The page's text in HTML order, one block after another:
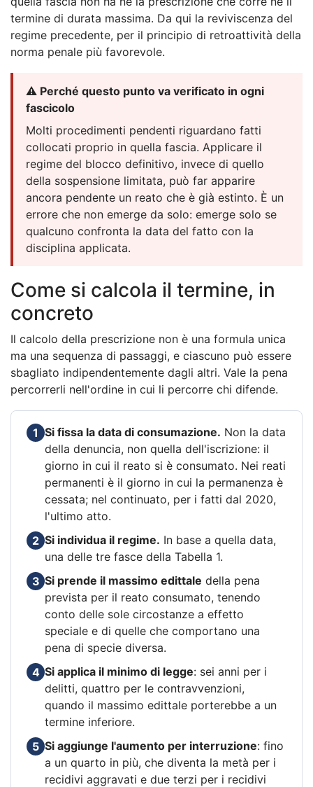
termine di durata massima. Da qui la reviviscenza del
regime precedente, per il principio di retroattività della
norma penale più favorevole.
⚠️ Perché questo punto va verificato in ogni
fascicolo
Molti procedimenti pendenti riguardano fatti
collocati proprio in quella fascia. Applicare il
regime del blocco definitivo, invece di quello
della sospensione limitata, può far apparire
ancora pendente un reato che è già estinto. È un
errore che non emerge da solo: emerge solo se
qualcuno confronta la data del fatto con la
disciplina applicata.
Come si calcola il termine, in
concreto
Il calcolo della prescrizione non è una formula unica
ma una sequenza di passaggi, e ciascuno può essere
sbagliato indipendentemente dagli altri. Vale la pena
percorrerli nell'ordine in cui li percorre chi difende.
1 Si fissa la data di consumazione. Non la data
della denuncia, non quella dell'iscrizione: il
giorno in cui il reato si è consumato. Nei reati
permanenti è il giorno in cui la permanenza è
cessata; nel continuato, per i fatti dal 2020,
l'ultimo atto.
2 Si individua il regime. In base a quella data,
una delle tre fasce della Tabella 1.
3 Si prende il massimo edittale della pena
prevista per il reato consumato, tenendo
conto delle sole circostanze a effetto
speciale e di quelle che comportano una
pena di specie diversa.
4 Si applica il minimo di legge: sei anni per i
delitti, quattro per le contravvenzioni,
quando il massimo edittale porterebbe a un
termine inferiore.
5 Si aggiunge l'aumento per interruzione: fino
a un quarto in più, che diventa la metà per i
recidivi aggravati e due terzi per i recidivi